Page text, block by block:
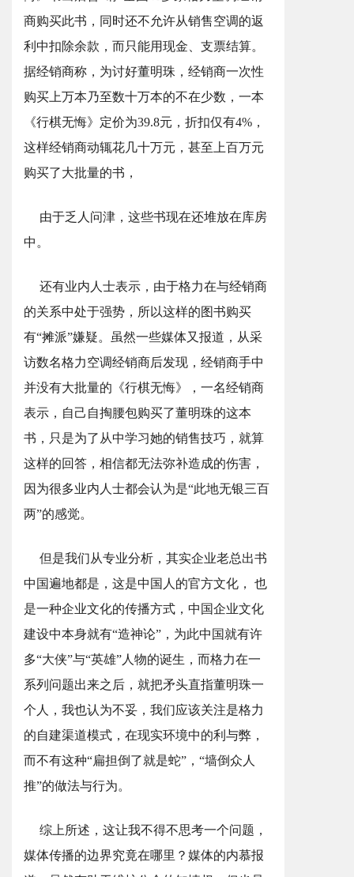
商购买此书，同时还不允许从销售空调的返
利中扣除余款，而只能用现金、支票结算。
据经销商称，为讨好董明珠，经销商一次性
购买上万本乃至数十万本的不在少数，一本
《行棋无悔》定价为39.8元，折扣仅有4%，
这样经销商动辄花几十万元，甚至上百万元
购买了大批量的书，
由于乏人问津，这些书现在还堆放在库房
中。
还有业内人士表示，由于格力在与经销商
的关系中处于强势，所以这样的图书购买
有“摊派”嫌疑。虽然一些媒体又报道，从采
访数名格力空调经销商后发现，经销商手中
并没有大批量的《行棋无悔》，一名经销商
表示，自己自掏腰包购买了董明珠的这本
书，只是为了从中学习她的销售技巧，就算
这样的回答，相信都无法弥补造成的伤害，
因为很多业内人士都会认为是“此地无银三百
两”的感觉。
但是我们从专业分析，其实企业老总出书
中国遍地都是，这是中国人的官方文化， 也
是一种企业文化的传播方式，中国企业文化
建设中本身就有“造神论”，为此中国就有许
多“大侠”与“英雄”人物的诞生，而格力在一
系列问题出来之后，就把矛头直指董明珠一
个人，我也认为不妥，我们应该关注是格力
的自建渠道模式，在现实环境中的利与弊，
而不有这种“扁担倒了就是蛇”，“墙倒众人
推”的做法与行为。
综上所述，这让我不得不思考一个问题，
媒体传播的边界究竟在哪里？媒体的内慕报